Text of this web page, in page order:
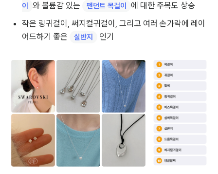
이 와 볼륨감 있는 펜던트 목걸이
에 대한 주목도 상승
작은 링귀걸이, 써지컬귀걸이, 그리고 여러 손가락에 레이
어드하기 좋은
실반지 인기